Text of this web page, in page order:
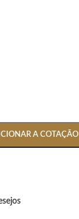
A COTAÇÃO